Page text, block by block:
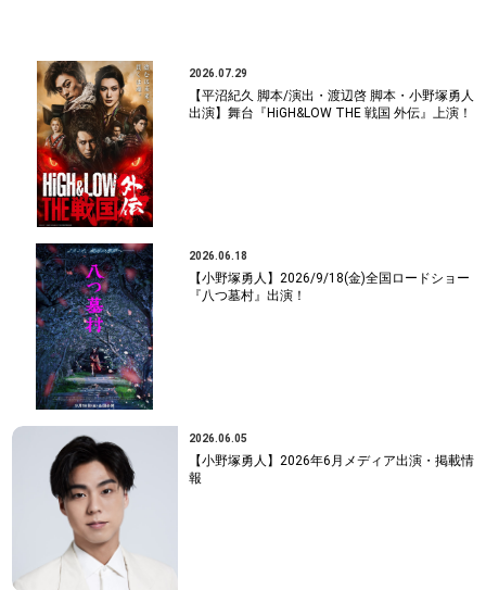
2026.07.29
【平沼紀久 脚本/演出・渡辺啓 脚本・小野塚勇人
出演】舞台『HiGH&LOW THE 戦国 外伝』上演！
2026.06.18
【小野塚勇人】2026/9/18(金)全国ロードショー
『八つ墓村』出演！
2026.06.05
【小野塚勇人】2026年6月メディア出演・掲載情
報